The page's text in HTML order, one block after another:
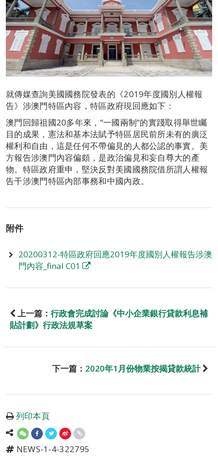
就傳媒查詢美國國務院發表的《2019年度國別人權報
告》涉澳門特區內容，特區政府現回應如下：
澳門回歸祖國20多年來，“一國兩制”的實踐取得舉世矚
目的成果，憲法和基本法賦予特區居民前所未有的廣泛
權利和自由，這是任何不帶偏見的人都公認的事實。美
方報告涉澳門內容偏頗，是政治偏見和妄自尊大的產
物。特區政府重申，堅決反對美國國務院借所謂人權報
告干涉澳門特區內部事務和中國內政。
附件
20200312-特區政府回應2019年度國別人權報告涉澳
門內容_final C01
上一篇： 行政會完成討論《中小企業銀行貸款利息補
貼計劃》行政法規草案
下一篇： 2020年1月份物業按揭貸款統計
列印本頁
NEWS-1-4-322795